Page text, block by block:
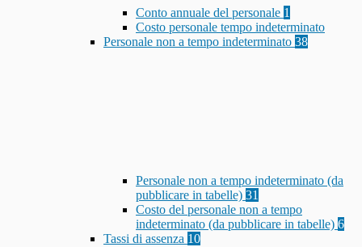
Conto annuale del personale 1
Costo personale tempo indeterminato
Personale non a tempo indeterminato 38
Personale non a tempo indeterminato (da
pubblicare in tabelle) 31
Costo del personale non a tempo
indeterminato (da pubblicare in tabelle) 6
Tassi di assenza 10